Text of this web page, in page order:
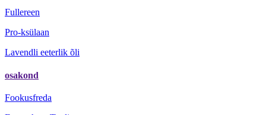
Fullereen
Pro-ksülaan
Lavendli eeterlik õli
osakond
Fookusfreda